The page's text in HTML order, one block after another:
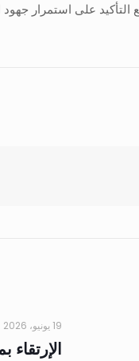
على استمرار جهود
19 يونيو، 2026